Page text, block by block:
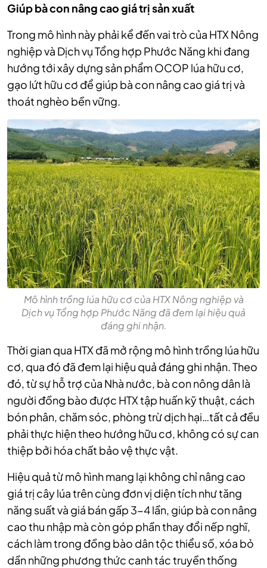
Giúp bà con nâng cao giá trị sản xuất
Trong mô hình này phải kể đến vai trò của HTX Nông
nghiệp và Dịch vụ Tổng hợp Phước Năng khi đang
hướng tới xây dựng sản phẩm OCOP lúa hữu cơ,
gạo lứt hữu cơ để giúp bà con nâng cao giá trị và
thoát nghèo bền vững.
Mô hình trồng lúa hữu cơ của HTX Nông nghiệp và
Dịch vụ Tổng hợp Phước Năng đã đem lại hiệu quả
đáng ghi nhận.
Thời gian qua HTX đã mở rộng mô hình trồng lúa hữu
cơ, qua đó đã đem lại hiệu quả đáng ghi nhận. Theo
đó, từ sự hỗ trợ của Nhà nước, bà con nông dân là
người đồng bào được HTX tập huấn kỹ thuật, cách
bón phân, chăm sóc, phòng trừ dịch hại…tất cả đều
phải thực hiện theo hướng hữu cơ, không có sự can
thiệp bởi hóa chất bảo vệ thực vật.
Hiệu quả từ mô hình mang lại không chỉ nâng cao
giá trị cây lúa trên cùng đơn vị diện tích như tăng
năng suất và giá bán gấp 3-4 lần, giúp bà con nâng
cao thu nhập mà còn góp phần thay đổi nếp nghĩ,
cách làm trong đồng bào dân tộc thiểu số, xóa bỏ
dần những phương thức canh tác truyền thống